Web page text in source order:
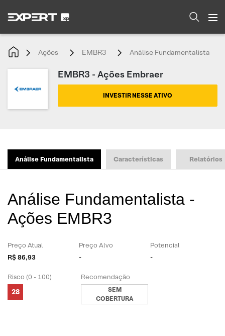
Ações EMBR3 Análise Fundamentalista
EMBR3 - Ações Embraer
INVESTIR NESSE ATIVO
Análise Fundamentalista Características Relatórios
Análise Fundamentalista -
Ações EMBR3
Preço Atual
R$ 86,93
Preço Alvo
-
Potencial
-
Risco (0 - 100)
28
Recomendação
SEM
COBERTURA